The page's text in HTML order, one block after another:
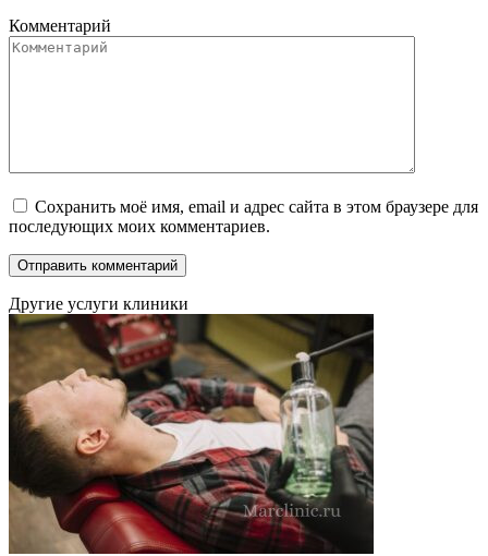
Комментарий
Сохранить моё имя, email и адрес сайта в этом браузере для
последующих моих комментариев.
Другие услуги клиники